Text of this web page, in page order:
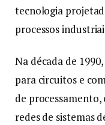
tecnologia
processos
Na década de
para circuitos e
de
redes de sistemas